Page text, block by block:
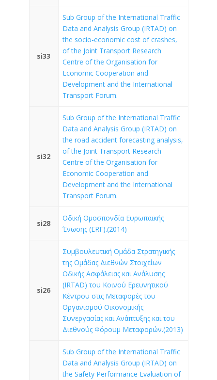
si33
Sub Group of the International Traffic
Data and Analysis Group (IRTAD) on
the socio-economic cost of crashes,
of the Joint Transport Research
Centre of the Organisation for
Economic Cooperation and
Development and the International
Transport Forum.
si32
Sub Group of the International Traffic
Data and Analysis Group (IRTAD) on
the road accident forecasting analysis,
of the Joint Transport Research
Centre of the Organisation for
Economic Cooperation and
Development and the International
Transport Forum.
si28
Οδική Ομοσπονδία Ευρωπαϊκής
Ένωσης (ERF).(2014)
si26
Συμβουλευτική Ομάδα Στρατηγικής
της Ομάδας Διεθνών Στοιχείων
Οδικής Ασφάλειας και Ανάλυσης
(IRTAD) του Κοινού Ερευνητικού
Κέντρου στις Μεταφορές του
Οργανισμού Οικονομικής
Συνεργασίας και Ανάπτυξης και του
Διεθνούς Φόρουμ Μεταφορών.(2013)
Sub Group of the International Traffic
Data and Analysis Group (IRTAD) on
the Safety Performance Evaluation of